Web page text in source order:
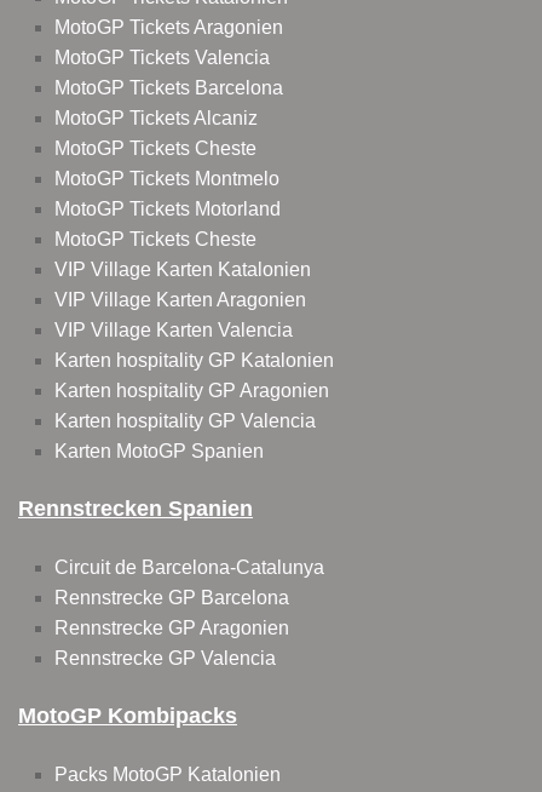
MotoGP Tickets Aragonien
MotoGP Tickets Valencia
MotoGP Tickets Barcelona
MotoGP Tickets Alcaniz
MotoGP Tickets Cheste
MotoGP Tickets Montmelo
MotoGP Tickets Motorland
MotoGP Tickets Cheste
VIP Village Karten Katalonien
VIP Village Karten Aragonien
VIP Village Karten Valencia
Karten hospitality GP Katalonien
Karten hospitality GP Aragonien
Karten hospitality GP Valencia
Karten MotoGP Spanien
Rennstrecken Spanien
Circuit de Barcelona-Catalunya
Rennstrecke GP Barcelona
Rennstrecke GP Aragonien
Rennstrecke GP Valencia
MotoGP Kombipacks
Packs MotoGP Katalonien